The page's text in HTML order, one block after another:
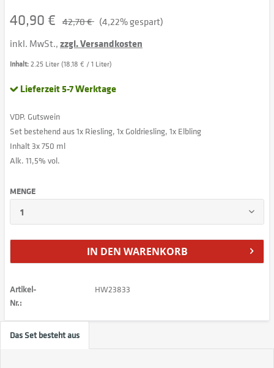
40,90 € 42,70 € (4,22% gespart)
inkl. MwSt.,zzgl. Versandkosten
Inhalt:2.25 Liter (18,18 € / 1 Liter)
Lieferzeit 5-7 Werktage
VDP. Gutswein
Set bestehend aus 1x Riesling, 1x Goldriesling, 1x Elbling
Inhalt 3x 750 ml
Alk. 11,5% vol.
MENGE
IN DEN WARENKORB
Artikel-
Nr.:
HW23833
Das Set besteht aus